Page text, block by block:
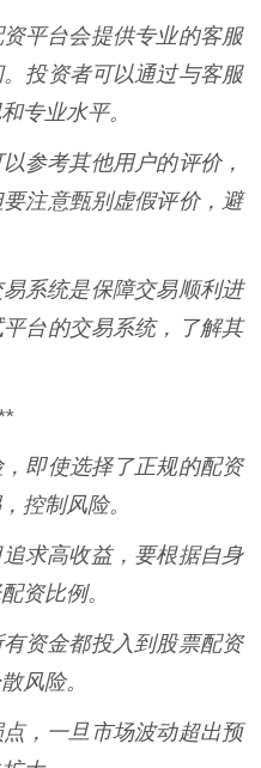
平台会提供专业的客服
投资者可以通过与客服
专业水平。
参考其他用户的评价，
注意甄别虚假评价，避
系统是保障交易顺利进
台的交易系统，了解其
即使选择了正规的配资
控制风险。
求高收益，要根据自身
资比例。
资金都投入到股票配资
风险。
，一旦市场波动超出预